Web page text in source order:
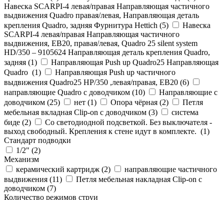
Навеска SCARPI-4 левая/правая Направляющая частичного
выдвижения Quadro правая/левая, Направляющая деталь
крепления Quadro, задняя Фурнитура Hettich (5)
Навеска
SCARPI-4 левая/правая Направляющая частичного
выдвижения, ЕВ20, правая/левая, Quadro 25 silent system
HD/350 – 9105624 Направляющая деталь крепления Quadro,
задняя (1)
Направляющая Push up Quadro25 Направляющая
Quadro (1)
Направляющая Push up частичного
выдвижения Quadro25 НР/350 ,левая/правая, ЕВ20 (6)
направляющие Quadro с доводчиком (10)
Направляющие с
доводчиком (25) нет (1) Опора чёрная (2)
Петля
мебельная вкладная Clip-on с доводчиком (3)
система
биде (2)
Со светодиодной подсветкой. Без выключателя -
выход свободный. Крепления к стене идут в комплекте. (1)
Стандарт подводки
1/2" (2)
Механизм
керамический картридж (2)
направляющие частичного
выдвижения (11)
Петля мебельная накладная Clip-on с
доводчиком (7)
Количество режимов струи